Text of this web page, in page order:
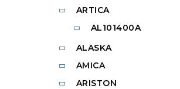
ARTICA
AL101400A
ALASKA
AMICA
ARISTON